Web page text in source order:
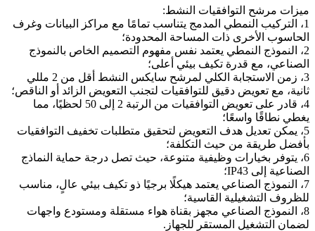
ميزات مرشح التوافقيات النشط:
1، التركيب النمطي المدمج يتناسب تمامًا مع مراكز البيانات وغرف
الحاسوب الأخرى ذات المساحة المحدودة؛
2، النموذج النمطي يعتمد نفس مفهوم التصميم الخاص بالنموذج
الصناعي، مع قدرة تكيف بيئي أعلى؛
3، زمن الاستجابة الكلي لمرشح سايكس النشط أقل من 2 مللي
ثانية، مع تعويض دقيق للتوافقيات لتجنب التعويض الزائد أو الناقص؛
4، قادر على تعويض التوافقيات من الرتبة 2 إلى 50 لحظيًا، مما
يغطي نطاقًا واسعًا؛
5، يمكن تعديل هدف التعويض لتحقيق متطلبات تخفيف التوافقيات
بأفضل طريقة من حيث التكلفة؛
6، يتوفر بخيارات وظيفية متنوعة، حيث تصل درجة حماية النماذج
الصناعية إلى IP43؛
7، النموذج الصناعي يعتمد هيكلًا برجيًا ذو تكيف بيئي عالٍ، مناسب
للظروف التشغيلية القاسية؛
8، النموذج الصناعي مجهز بقناة هواء مستقلة ومستودع واجهات
لضمان التشغيل المستقر للجهاز.